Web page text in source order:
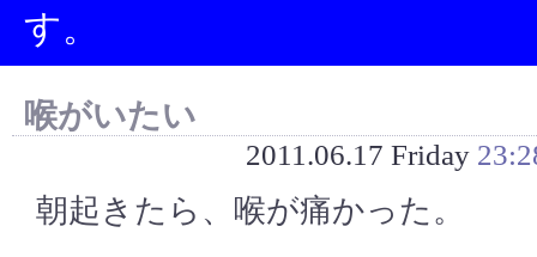
す。
喉がいたい
2011.06.17 Friday
朝起きたら、喉が痛かった。